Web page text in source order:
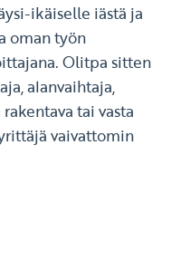
ikäiselle iästä ja
oman työn
Olitpa sitten
alanvaihtaja,
tai vasta
vaivattomin